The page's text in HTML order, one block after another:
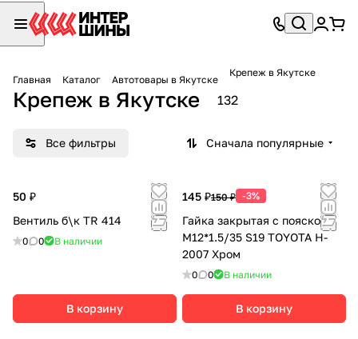
Главная Каталог Автотовары в Якутске
Крепеж в Якутске
Крепеж в Якутске 132
Все фильтры Сначала популярные
50 ₽
Вентиль б\к TR 414
0 0 В наличии
В корзину
145 ₽150 ₽ -3%
Гайка закрытая с пояском
М12*1.5/35 S19 TOYOTA H-
2007 Хром
0 0 В наличии
В корзину